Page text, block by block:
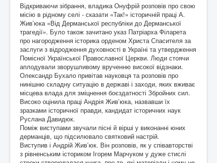
Відкриваючи зібрання, владика Онуфрій розповів про свою
місію в рідному селі - сказати «Так!» історичній праці А.
Жив’юка «Від Дерманської республіки до Дерманської
трагедії». Було також зачитано указ Патріарха Філарета
про нагородження історика орденом Христа Спасителя за
заслуги з відродження духовності в Україні та утвердження
Помісної Української Православної Церкви. Люди стоячи
аплодували зворушливому врученню високої відзнаки.
Олександр Бухало привітав науковця та розповів про
нинішню складну ситуацію в державі і заходи, яких вживає
місцева влада для зміцнення боєздатності Збройних сил.
Високо оцінила праці Андрія Жив’юка, назвавши їх
зразками історичної правди, кандидат історичних наук
Руслана Давидюк.
Поміж виступами звучали пісні й вірші у виконанні юних
дерманців, що підсилювало святковий настрій.
Виступив і Андрій Жив’юк. Він розповів, як у співавторстві
з рівненським істориком Ігорем Марчуком у дуже стислі